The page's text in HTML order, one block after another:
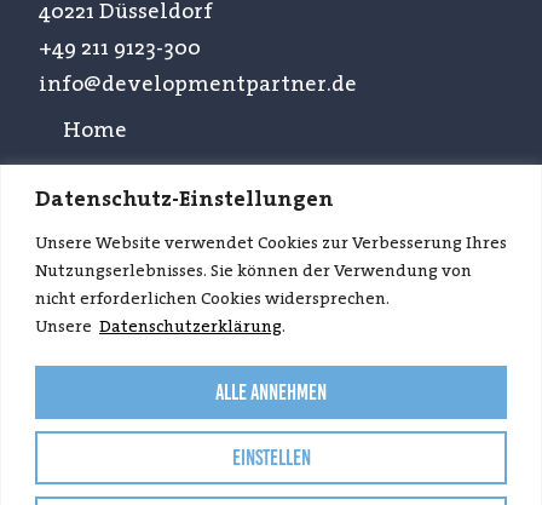
Datenschutz-Einstellungen
Unsere Website verwendet Cookies zur Verbesserung Ihres
Nutzungserlebnisses. Sie können der Verwendung von
nicht erforderlichen Cookies widersprechen.
Unsere Datenschutzerklärung.
Einstellen
Alle Annehmen
40221 Düsseldorf
+49 211 9123-300
info@developmentpartner.de
Home
Projekte
Leistungen
Team & Werte